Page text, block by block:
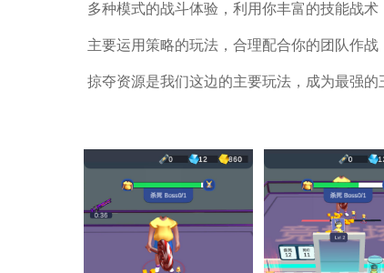
多种模式的战斗体验，利用你丰富的技能战术
主要运用策略的玩法，合理配合你的团队作
掠夺资源是我们这边的主要玩法，成为最强的